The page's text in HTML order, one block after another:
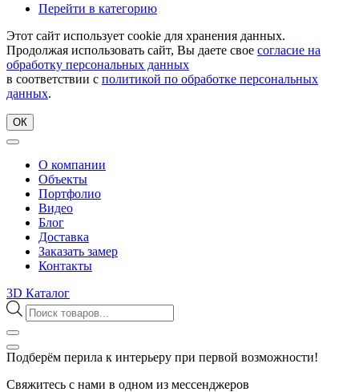
Перейти в категорию
Этот сайт использует cookie для хранения данных.
Продолжая использовать сайт, Вы даете свое согласие на
обработку персональных данных
в соответствии с политикой по обработке персональных
данных.
ОК
О компании
Объекты
Портфолио
Видео
Блог
Доставка
Заказать замер
Контакты
3D Каталог
Поиск
товаров
Подберём перила к интерьеру при первой возможности!
Свяжитесь с нами в одном из мессенджеров